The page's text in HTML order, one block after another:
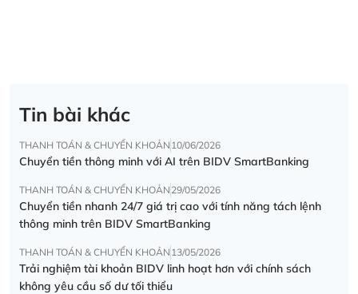
Tin bài khác
THANH TOÁN & CHUYỂN KHOẢN 10/06/2026
Chuyển tiền thông minh với AI trên BIDV SmartBanking
THANH TOÁN & CHUYỂN KHOẢN 29/05/2026
Chuyển tiền nhanh 24/7 giá trị cao với tính năng tách lệnh
thông minh trên BIDV SmartBanking
THANH TOÁN & CHUYỂN KHOẢN 13/05/2026
Trải nghiệm tài khoản BIDV linh hoạt hơn với chính sách
không yêu cầu số dư tối thiểu